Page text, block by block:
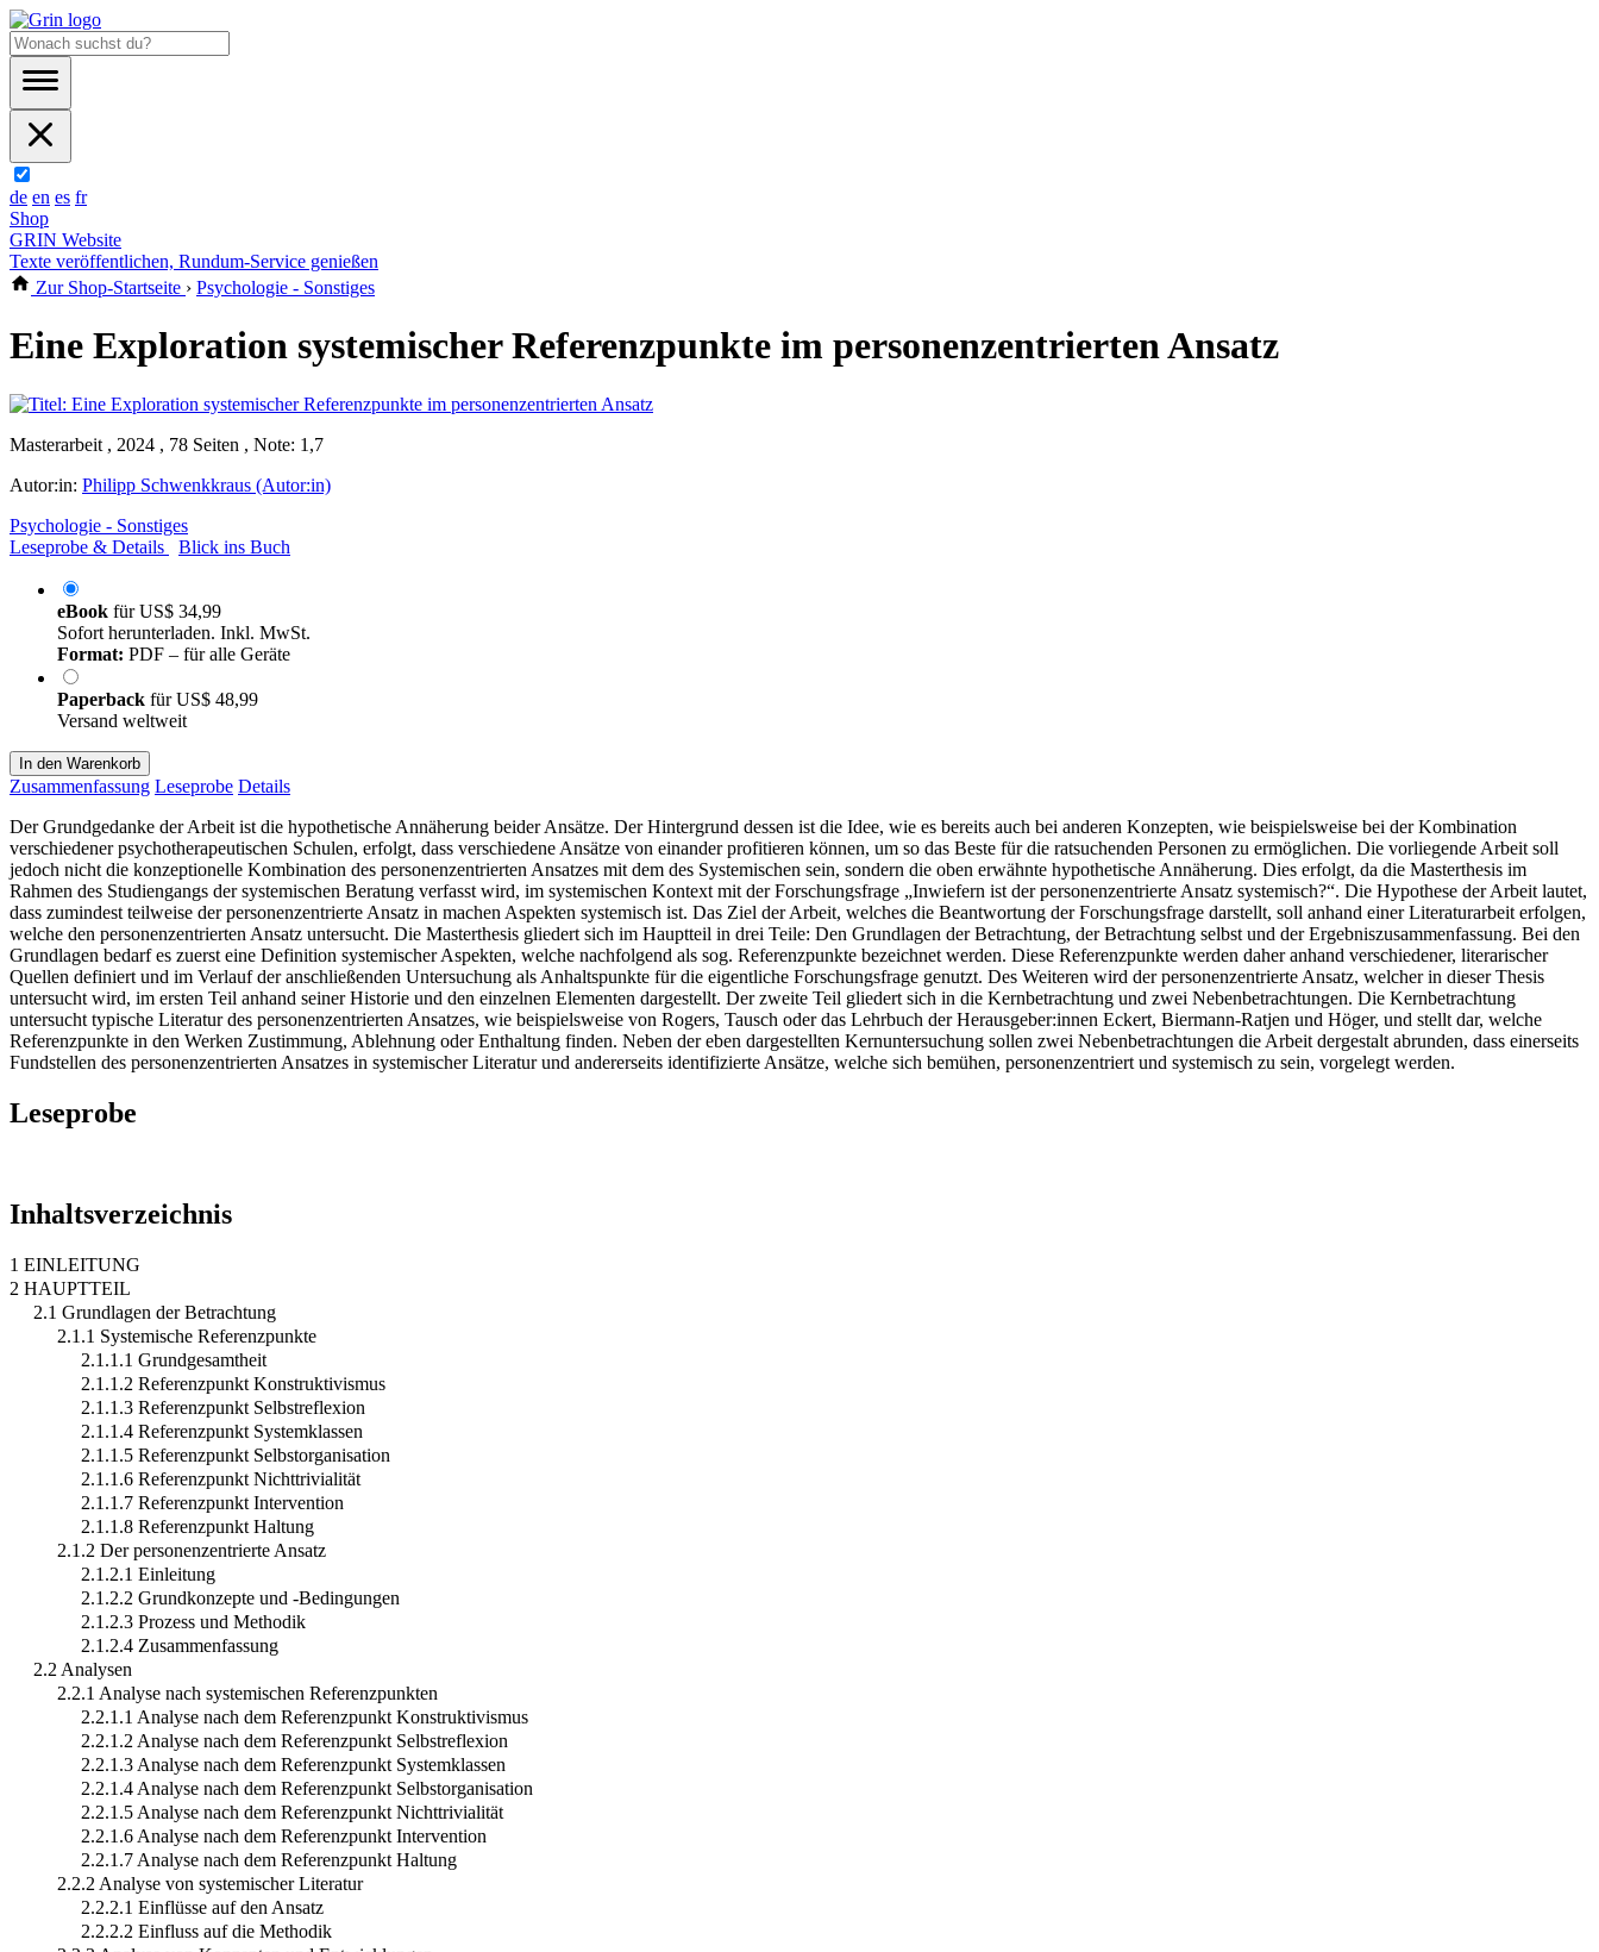
de en es fr
Shop
GRIN Website
Texte veröffentlichen, Rundum-Service genießen
Zur Shop-Startseite › Psychologie - Sonstiges
Eine Exploration systemischer Referenzpunkte im personenzentrierten Ansatz
Masterarbeit , 2024 , 78 Seiten , Note: 1,7
Autor:in: Philipp Schwenkkraus (Autor:in)
Psychologie - Sonstiges
Leseprobe & Details
Blick ins Buch
eBook fürUS$ 34,99
Sofort herunterladen. Inkl. MwSt.
Format: PDF – für alle Geräte
Paperback fürUS$ 48,99
Versand weltweit
In den Warenkorb
Zusammenfassung Leseprobe Details
Der Grundgedanke der Arbeit ist die hypothetische Annäherung beider Ansätze. Der Hintergrund dessen ist die Idee, wie es bereits auch bei anderen Konzepten, wie beispielsweise bei der Kombination
verschiedener psychotherapeutischen Schulen, erfolgt, dass verschiedene Ansätze von einander profitieren können, um so das Beste für die ratsuchenden Personen zu ermöglichen. Die vorliegende Arbeit soll
jedoch nicht die konzeptionelle Kombination des personenzentrierten Ansatzes mit dem des Systemischen sein, sondern die oben erwähnte hypothetische Annäherung. Dies erfolgt, da die Masterthesis im
Rahmen des Studiengangs der systemischen Beratung verfasst wird, im systemischen Kontext mit der Forschungsfrage „Inwiefern ist der personenzentrierte Ansatz systemisch?“. Die Hypothese der Arbeit lautet,
dass zumindest teilweise der personenzentrierte Ansatz in machen Aspekten systemisch ist. Das Ziel der Arbeit, welches die Beantwortung der Forschungsfrage darstellt, soll anhand einer Literaturarbeit erfolgen,
welche den personenzentrierten Ansatz untersucht. Die Masterthesis gliedert sich im Hauptteil in drei Teile: Den Grundlagen der Betrachtung, der Betrachtung selbst und der Ergebniszusammenfassung. Bei den
Grundlagen bedarf es zuerst eine Definition systemischer Aspekten, welche nachfolgend als sog. Referenzpunkte bezeichnet werden. Diese Referenzpunkte werden daher anhand verschiedener, literarischer
Quellen definiert und im Verlauf der anschließenden Untersuchung als Anhaltspunkte für die eigentliche Forschungsfrage genutzt. Des Weiteren wird der personenzentrierte Ansatz, welcher in dieser Thesis
untersucht wird, im ersten Teil anhand seiner Historie und den einzelnen Elementen dargestellt. Der zweite Teil gliedert sich in die Kernbetrachtung und zwei Nebenbetrachtungen. Die Kernbetrachtung
untersucht typische Literatur des personenzentrierten Ansatzes, wie beispielsweise von Rogers, Tausch oder das Lehrbuch der Herausgeber:innen Eckert, Biermann-Ratjen und Höger, und stellt dar, welche
Referenzpunkte in den Werken Zustimmung, Ablehnung oder Enthaltung finden. Neben der eben dargestellten Kernuntersuchung sollen zwei Nebenbetrachtungen die Arbeit dergestalt abrunden, dass einerseits
Fundstellen des personenzentrierten Ansatzes in systemischer Literatur und andererseits identifizierte Ansätze, welche sich bemühen, personenzentriert und systemisch zu sein, vorgelegt werden.
Leseprobe
Inhaltsverzeichnis
1 EINLEITUNG
2 HAUPTTEIL
2.1 Grundlagen der Betrachtung
2.1.1 Systemische Referenzpunkte
2.1.1.1 Grundgesamtheit
2.1.1.2 Referenzpunkt Konstruktivismus
2.1.1.3 Referenzpunkt Selbstreflexion
2.1.1.4 Referenzpunkt Systemklassen
2.1.1.5 Referenzpunkt Selbstorganisation
2.1.1.6 Referenzpunkt Nichttrivialität
2.1.1.7 Referenzpunkt Intervention
2.1.1.8 Referenzpunkt Haltung
2.1.2 Der personenzentrierte Ansatz
2.1.2.1 Einleitung
2.1.2.2 Grundkonzepte und -Bedingungen
2.1.2.3 Prozess und Methodik
2.1.2.4 Zusammenfassung
2.2 Analysen
2.2.1 Analyse nach systemischen Referenzpunkten
2.2.1.1 Analyse nach dem Referenzpunkt Konstruktivismus
2.2.1.2 Analyse nach dem Referenzpunkt Selbstreflexion
2.2.1.3 Analyse nach dem Referenzpunkt Systemklassen
2.2.1.4 Analyse nach dem Referenzpunkt Selbstorganisation
2.2.1.5 Analyse nach dem Referenzpunkt Nichttrivialität
2.2.1.6 Analyse nach dem Referenzpunkt Intervention
2.2.1.7 Analyse nach dem Referenzpunkt Haltung
2.2.2 Analyse von systemischer Literatur
2.2.2.1 Einflüsse auf den Ansatz
2.2.2.2 Einfluss auf die Methodik